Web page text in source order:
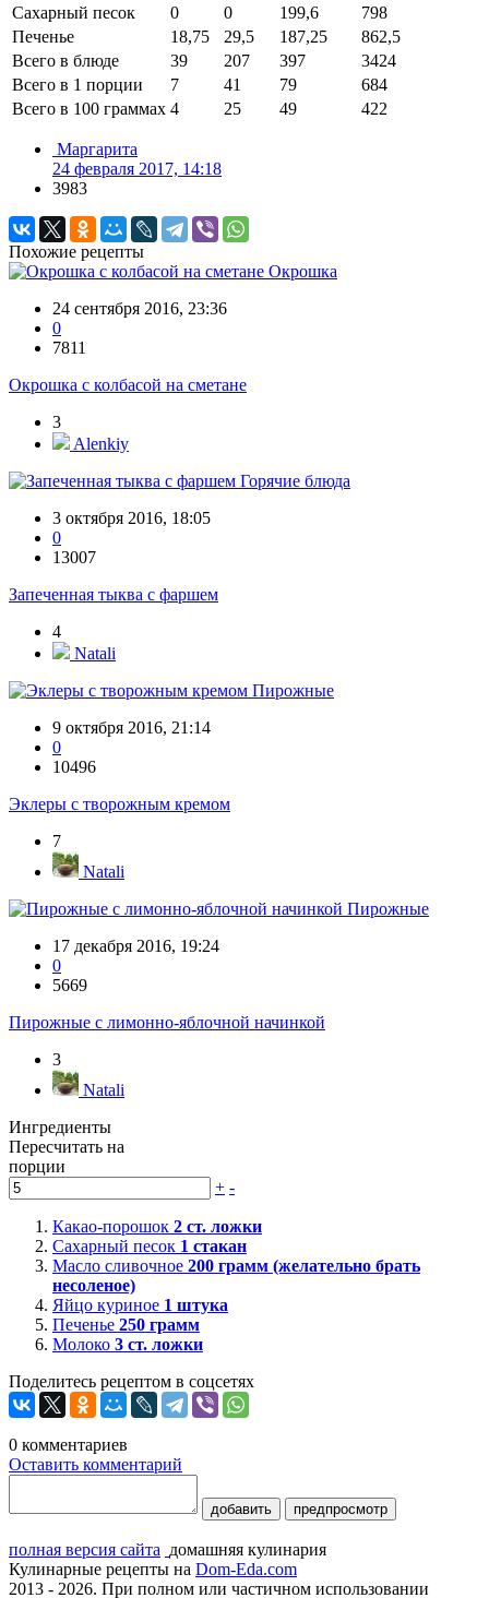
Сахарный песок
0 0 199,6
798
Печенье
18,75 29,5 187,25
862,5
Всего в блюде
39 207 397
3424
Всего в 1 порции
7 41 79
684
Всего в 100 граммах 4 25 49 422
Маргарита
24 февраля 2017, 14:18
3983
Похожие рецепты
Окрошка
24 сентября 2016, 23:36
0
7811
Окрошка с колбасой на сметане
3
Alenkiy
Горячие блюда
3 октября 2016, 18:05
0
13007
Запеченная тыква с фаршем
4
Natali
Пирожные
9 октября 2016, 21:14
0
10496
Эклеры с творожным кремом
7
Natali
Пирожные
17 декабря 2016, 19:24
0
5669
Пирожные с лимонно-яблочной начинкой
3
Natali
Ингредиенты
Пересчитать на
порции
+ -
Какао-порошок 2 ст. ложки
Сахарный песок 1 стакан
Масло сливочное 200 грамм (желательно брать
несоленое)
Яйцо куриное 1 штука
Печенье 250 грамм
Молоко 3 ст. ложки
Поделитесь рецептом в соцсетях
0 комментариев
Оставить комментарий
добавить предпросмотр
полная версия сайта домашняя кулинария
Кулинарные рецепты на Dom-Eda.com
2013 - 2026. При полном или частичном использовании